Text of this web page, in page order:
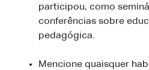
participou, como
conferências sobre
pedagógica.
Mencione quaisquer